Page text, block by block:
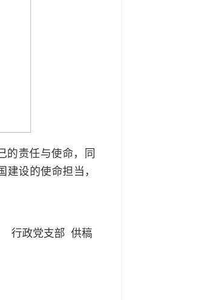
的责任与使命，同
设的使命担当，
政党支部 供稿